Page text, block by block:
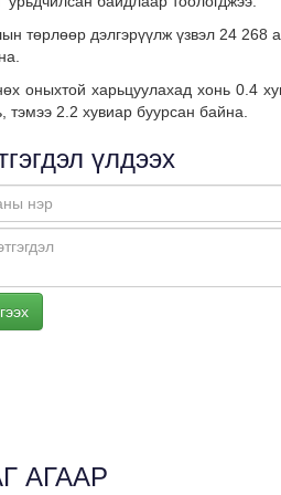
төрлөөр дэлгэрүүлж үзвэл 24 268
оныхтой харьцуулахад хонь 0.4
тэмээ 2.2 хувиар буурсан байна.
үлдээх
АГААР